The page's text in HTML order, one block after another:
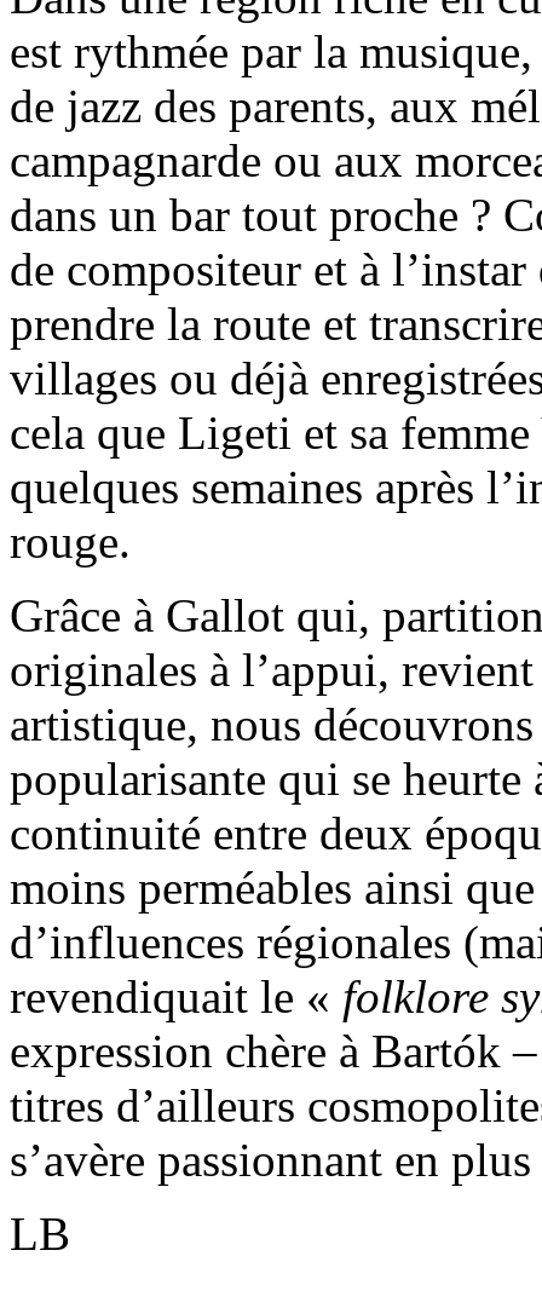
est rythmée par la
de jazz des parents, aux
campagnarde ou aux
dans un bar tout proche ?
de compositeur et à
prendre la route et
villages ou déjà
cela que Ligeti et sa
quelques semaines après
rouge.
Grâce à Gallot qui,
originales à l’appui,
artistique, nous
popularisante qui se
continuité entre deux
moins perméables ainsi
d’influences régionales
revendiquait le « folklore
expression chère à Bartók
titres d’ailleurs
s’avère passionnant en
LB